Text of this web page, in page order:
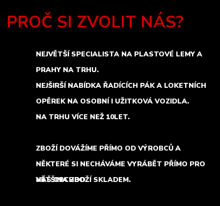
PROČ SI ZVOLIT NÁS?
NEJVĚTŠÍ SPECIALISTA NA PLASTOVÉ LEMY A
PRAHY NA TRHU.
NEJŠIRŠÍ NABÍDKA ŘADÍCÍCH PÁK A LOKETNÍCH
OPĚREK NA OSOBNÍ I UŽITKOVÁ VOZIDLA.
NA TRHU VÍCE NEŽ 10LET.
ZBOŽÍ DOVÁŽÍME PŘÍMO OD VÝROBCŮ A
NĚKTERÉ SI NECHÁVÁME VYRÁBĚT PŘÍMO PRO
NÁŠ OBCHOD.
VĚTŠINA ZBOŽÍ SKLADEM.